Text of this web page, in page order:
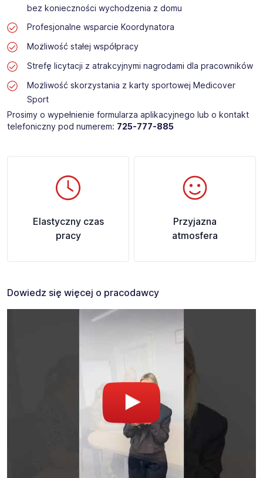
bez konieczności wychodzenia z domu
Profesjonalne wsparcie Koordynatora
Możliwość stałej współpracy
Strefę licytacji z atrakcyjnymi nagrodami dla pracowników
Możliwość skorzystania z karty sportowej Medicover
Sport
Prosimy o wypełnienie formularza aplikacyjnego lub o kontakt
telefoniczny pod numerem: 725-777-885​
Elastyczny czas
pracy
Przyjazna
atmosfera
Dowiedz się więcej o pracodawcy